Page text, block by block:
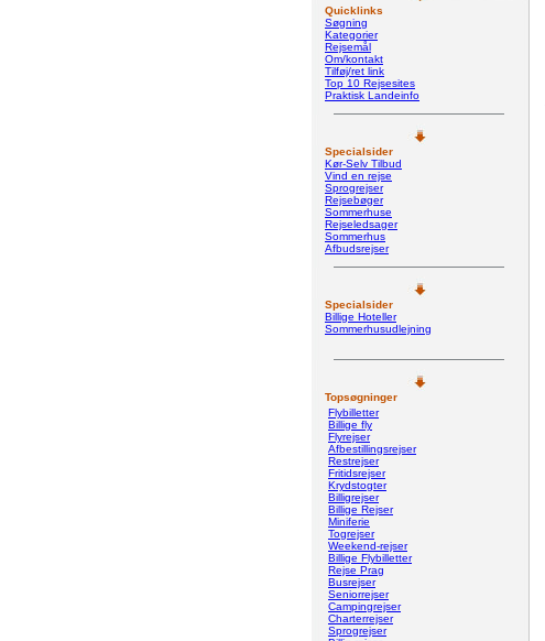
Quicklinks
Søgning
Kategorier
Rejsemål
Om/kontakt
Tilføj/ret link
Top 10 Rejsesites
Praktisk Landeinfo
Specialsider
Kør-Selv Tilbud
Vind en rejse
Sprogrejser
Rejsebøger
Sommerhuse
Rejseledsager
Sommerhus
Afbudsrejser
Specialsider
Billige Hoteller
Sommerhusudlejning
Topsøgninger
Flybilletter
Billige fly
Flyrejser
Afbestillingsrejser
Restrejser
Fritidsrejser
Krydstogter
Billigrejser
Billige Rejser
Miniferie
Togrejser
Weekend-rejser
Billige Flybilletter
Rejse Prag
Busrejser
Seniorrejser
Campingrejser
Charterrejser
Sprogrejser